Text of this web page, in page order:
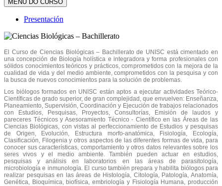
MENU DO CURSO
Presentación
El Curso de Ciencias Biológicas – Bachillerato de UNISC está cimentado en
una concepción de Biología holística e integradora y forma profesionales con
sólidos conocimientos teóricos y prácticos, comprometidos con la mejora de la
cualidad de vida y del medio ambiente, comprometidos con la pesquisa y con
la busca de nuevos conocimientos para la solución de problemas.
Los biólogos formados en UNISC están aptos a ejecutar actividades Teórico-
Científicas de grado superior, de gran complejidad, que envuelven: Enseñanza,
Planeamiento, Supervisión, Coordinación y Ejecución de trabajos relacionados
con Estudios, Pesquisas, Proyectos, Consultorías, Emisión de laudos y
pareceres Técnicos y Asesoramiento Técnico - Científico en las Áreas de las
Ciencias Biológicas, con vistas al perfeccionamiento de Estudios y pesquisas
de Origen, Evolución, Estructura morfo-anatómica, Fisiología, Ecología,
Clasificación, Filogenia y otros aspectos de las diferentes formas de vida, para
conocer sus características, comportamiento y otros datos relevantes sobre los
seres vivos y el medio ambiente. También pueden actuar en estudios,
pesquisas y análisis en laboratorios en las áreas de parasitología,
microbiología e inmunología. El curso también prepara y habilita biólogos para
realizar pesquisas en las áreas de Histología, Citología, Patología, Anatomía,
Genética, Bioquímica, biofísica, embriología y Fisiología Humana, producción